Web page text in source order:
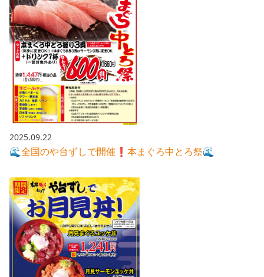
2025.09.22
🌊全国のや台ずしで開催❗️本まぐろ中とろ祭🌊